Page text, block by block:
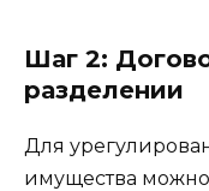
Шаг 2:
разделении
Для
имущества